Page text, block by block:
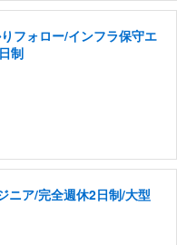
フォロー/インフラ保守エ
制
ニア/完全週休2日制/大型